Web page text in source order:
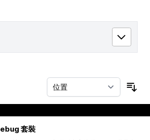
套裝